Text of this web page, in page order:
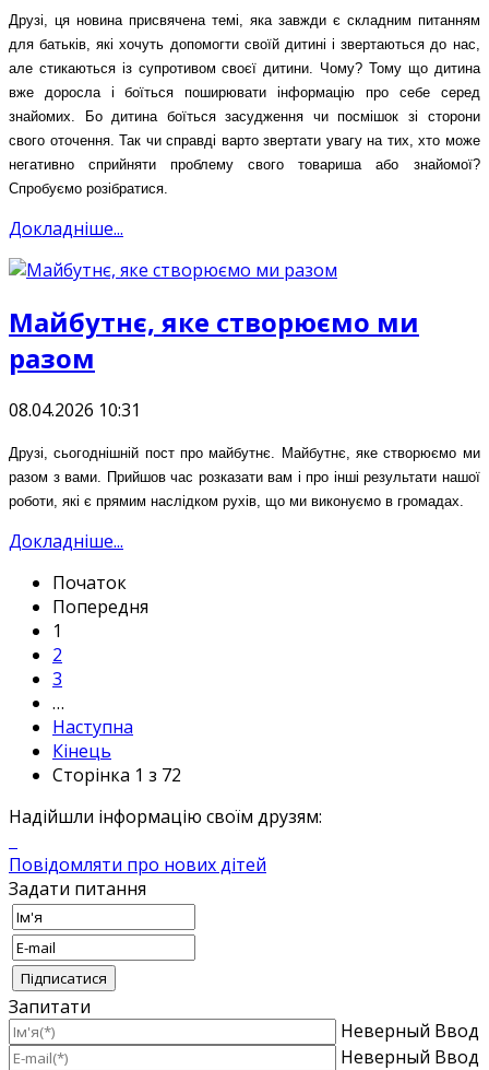
Друзі, ця новина присвячена темі, яка завжди є складним питанням
для батьків, які хочуть допомогти своїй дитині і звертаються до нас,
але стикаються із супротивом своєї дитини. Чому? Тому що дитина
вже доросла і боїться поширювати інформацію про себе серед
знайомих. Бо дитина боїться засудження чи посмішок зі сторони
свого оточення. Так чи справді варто звертати увагу на тих, хто може
негативно сприйняти проблему свого товариша або знайомої?
Спробуємо розібратися.
Докладніше...
Майбутнє, яке створюємо ми
разом
08.04.2026 10:31
Друзі, сьогоднішній пост про майбутнє. Майбутнє, яке створюємо ми
разом з вами. Прийшов час розказати вам і про інші результати нашої
роботи, які є прямим наслідком рухів, що ми виконуємо в громадах.
Докладніше...
Початок
Попередня
1
2
3
…
Наступна
Кінець
Сторінка 1 з 72
Надійшли інформацію своїм друзям:
Повідомляти про нових дітей
Задати питання
Запитати
Неверный Ввод
Неверный Ввод